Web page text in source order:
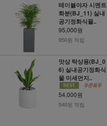
테이블야자 시멘트
화분(BJ_11) 실내
공기정화식물..
95,000원
950원 적립
맛상 탁상용(BJ_0
6) 실내공기정화식
물 미세먼지..
54,000원
540원 적립